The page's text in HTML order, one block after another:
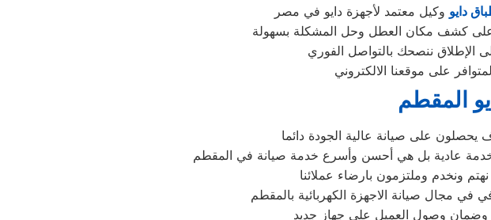
دايو
على كشف مكان العطل وحل المشكلة بسهولة
الإطلاق ننصحك بالتواصل الفوري
المقطم
على صيانة عالية الجودة دائما
خدمة عادية بل هي أحسن وأسرع خدمة صيانة في المقطم
ونخدم وملتزمون بارضاء عملائنا
مجال صيانة الاجهزة الكهربائية بالمقطم
وضمان وصول العميل على جهاز جديد